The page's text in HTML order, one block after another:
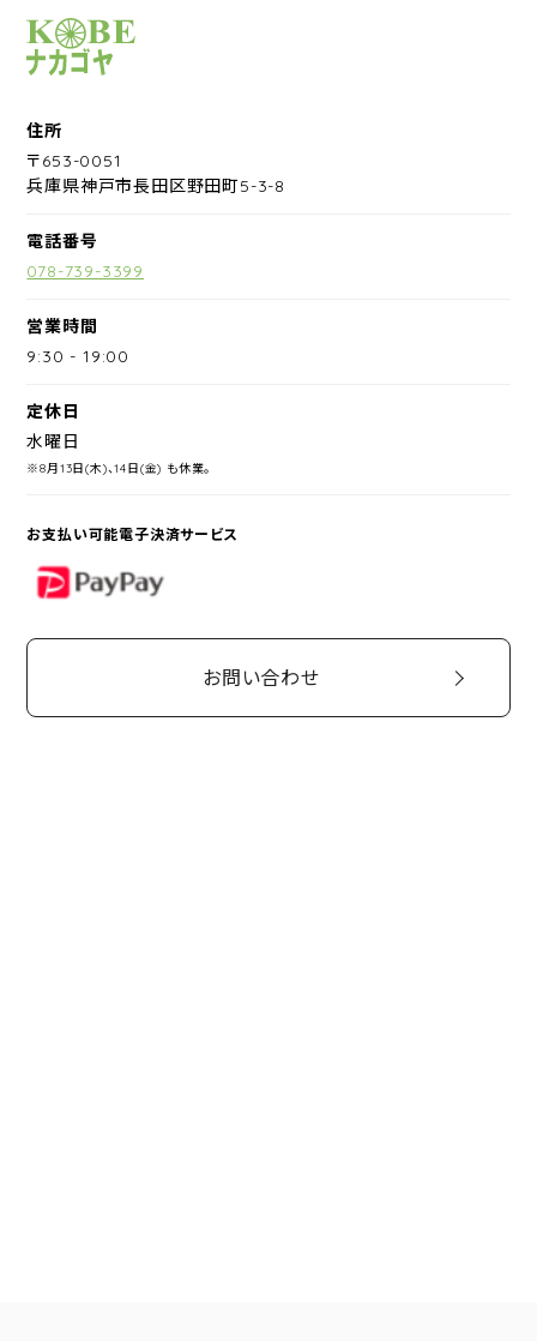
サイクルショップナカゴヤ
住所
〒653-0051
兵庫県神戸市長田区野田町5-3-8
電話番号
078-739-3399
営業時間
9:30 -19:00
定休日
水曜日
※8月13日(木)、14日(金) も休業。
お支払い可能電子決済サービス
PayPay
お問い合わせ